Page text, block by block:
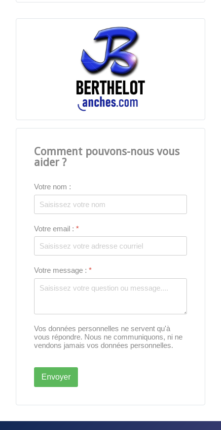
Comment pouvons-nous vous
aider ?
Votre nom :
Votre email : *
Votre message : *
Vos données personnelles ne servent qu'à
vous répondre. Nous ne communiquons, ni ne
vendons jamais vos données personnelles.
Envoyer